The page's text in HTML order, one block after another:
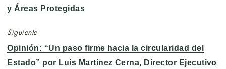
y Áreas Protegidas
Siguiente
Entrada
siguiente:
Opinión: “Un paso firme hacia la circularidad del
Estado” por Luis Martínez Cerna, Director Ejecutivo